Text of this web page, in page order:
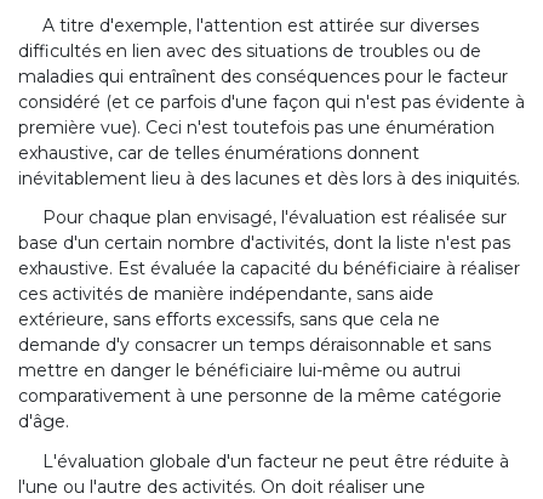
A titre d'exemple, l'attention est attirée sur diverses
difficultés en lien avec des situations de troubles ou de
maladies qui entraînent des conséquences pour le facteur
considéré (et ce parfois d'une façon qui n'est pas évidente à
première vue). Ceci n'est toutefois pas une énumération
exhaustive, car de telles énumérations donnent
inévitablement lieu à des lacunes et dès lors à des iniquités.
Pour chaque plan envisagé, l'évaluation est réalisée sur
base d'un certain nombre d'activités, dont la liste n'est pas
exhaustive. Est évaluée la capacité du bénéficiaire à réaliser
ces activités de manière indépendante, sans aide
extérieure, sans efforts excessifs, sans que cela ne
demande d'y consacrer un temps déraisonnable et sans
mettre en danger le bénéficiaire lui-même ou autrui
comparativement à une personne de la même catégorie
d'âge.
L'évaluation globale d'un facteur ne peut être réduite à
l'une ou l'autre des activités. On doit réaliser une